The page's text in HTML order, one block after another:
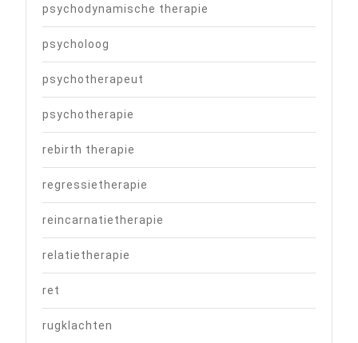
psychodynamische therapie
psycholoog
psychotherapeut
psychotherapie
rebirth therapie
regressietherapie
reincarnatietherapie
relatietherapie
ret
rugklachten